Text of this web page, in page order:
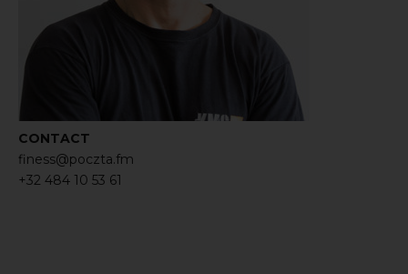
CONTACT
finess@poczta.fm
+32 484 10 53 61